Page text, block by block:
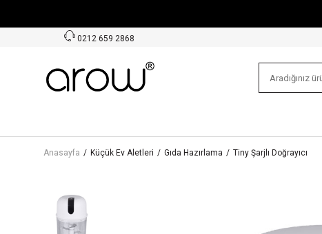
0212 659 2868
Anasayfa / Küçük Ev Aletleri / Gıda Hazırlama / Tiny Şarjlı Doğrayıcı